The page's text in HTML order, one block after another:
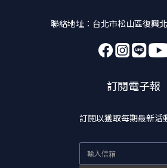
聯絡地址：台北市松山區復興
訂閱電子報
訂閱以獲取每期最新活